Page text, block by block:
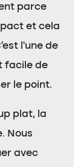
parce
et cela
l’une de
facile de
le point.
plat, la
Nous
avec